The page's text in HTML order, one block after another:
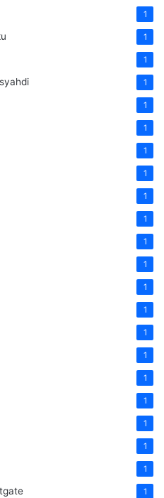
1
1
1
1
1
1
1
1
1
1
1
1
1
1
1
1
1
1
1
1
1
1